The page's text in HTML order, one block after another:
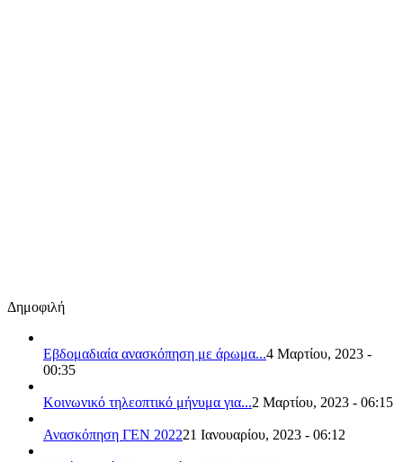
Δημοφιλή
Εβδομαδιαία ανασκόπηση με άρωμα...4 Μαρτίου, 2023 -
00:35
Κοινωνικό τηλεοπτικό μήνυμα για...2 Μαρτίου, 2023 - 06:15
Ανασκόπηση ΓΕΝ 202221 Ιανουαρίου, 2023 - 06:12